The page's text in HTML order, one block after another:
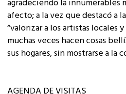
agradeciendo la innumerables
afecto; a la vez que destacó a
“valorizar a los artistas locales
muchas veces hacen cosas
sus hogares, sin mostrarse a la
AGENDA DE VISITAS